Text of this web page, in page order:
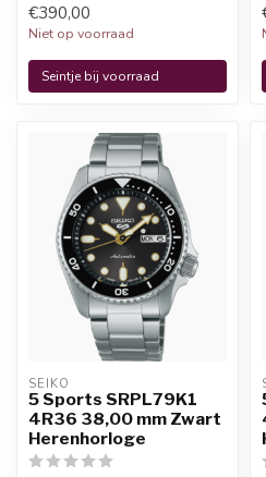
officieel Seiko ...
€390,00
Niet op voorraad
Seintje bij voorraad
SEIKO
5 Sports SRPL79K1
4R36 38,00 mm Zwart
Herenhorloge